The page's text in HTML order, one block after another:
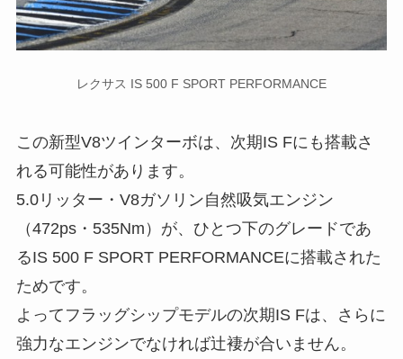
レクサス IS 500 F SPORT PERFORMANCE
この新型V8ツインターボは、次期IS Fにも搭載さ
れる可能性があります。
5.0リッター・V8ガソリン自然吸気エンジン
（472ps・535Nm）が、ひとつ下のグレードであ
るIS 500 F SPORT PERFORMANCEに搭載された
ためです。
よってフラッグシップモデルの次期IS Fは、さらに
強力なエンジンでなければ辻褄が合いません。